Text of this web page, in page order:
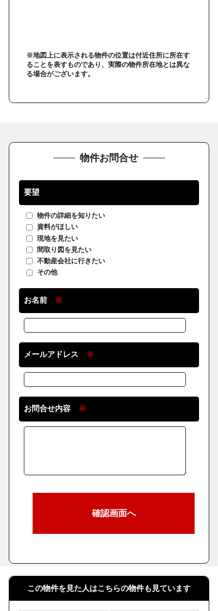
※地図上に表示される物件の位置は付近住所に所在す
ることを表すものであり、実際の物件所在地とは異な
る場合がございます。
物件お問合せ
要望
物件の詳細を知りたい
資料がほしい
現地を見たい
間取り図を見たい
不動産会社に行きたい
その他
お名前 ※
メールアドレス ※
お問合せ内容 ※
この物件を見た人はこちらの物件も見ています